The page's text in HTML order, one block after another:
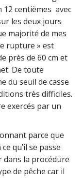
centièmes avec
les deux jours
majorité de mes
rupture » est
près de 60 cm et
De toute
du seuil de casse
très difficiles.
exercés par un
parce que
qu’il se passe
la procédure
de pêche car il